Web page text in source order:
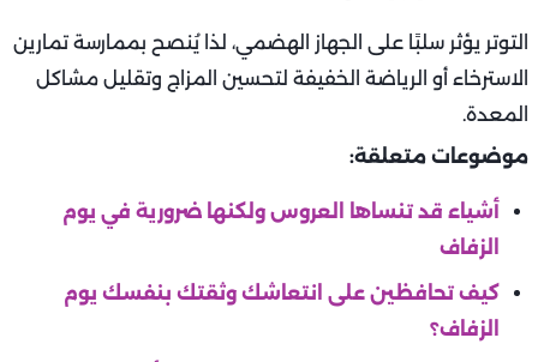
التوتر يؤثر سلبًا على الجهاز الهضمي، لذا يُنصح بممارسة تمارين
الاسترخاء أو الرياضة الخفيفة لتحسين المزاج وتقليل مشاكل
المعدة.
موضوعات متعلقة:
أشياء قد تنساها العروس ولكنها ضرورية في يوم
الزفاف
كيف تحافظين على انتعاشك وثقتك بنفسك يوم
الزفاف؟